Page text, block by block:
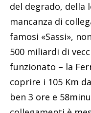
del degrado,
mancanza di
famosi «Sassi»,
500 miliardi di
funzionato – la
coprire i 105 Km
ben 3 ore e